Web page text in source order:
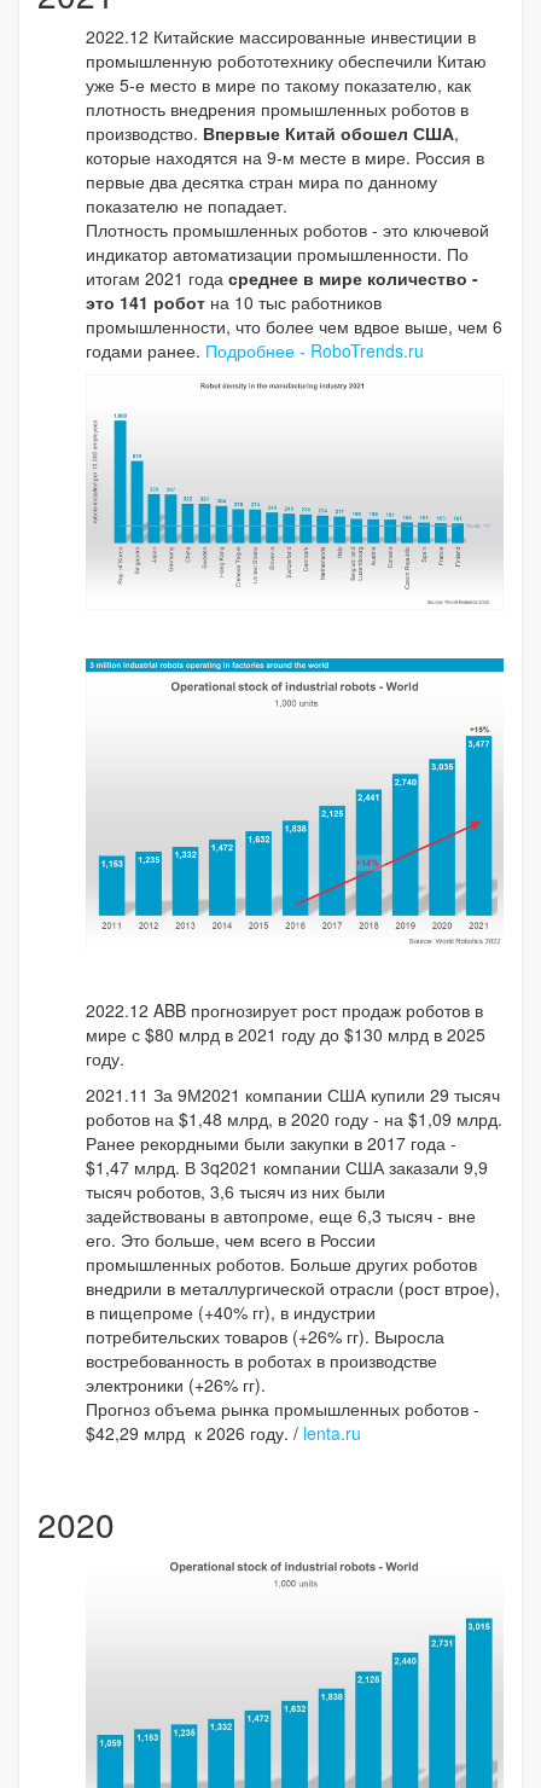
2022.12 Китайские массированные инвестиции в
промышленную робототехнику обеспечили Китаю
уже 5-е место в мире по такому показателю, как
плотность внедрения промышленных роботов в
производство. Впервые Китай обошел США,
которые находятся на 9-м месте в мире. Россия в
первые два десятка стран мира по данному
показателю не попадает.
Плотность промышленных роботов - это ключевой
индикатор автоматизации промышленности. По
итогам 2021 года среднее в мире количество -
это 141 робот на 10 тыс работников
промышленности, что более чем вдвое выше, чем 6
годами ранее. Подробнее - RoboTrends.ru
2022.12 ABB прогнозирует рост продаж роботов в
мире с $80 млрд в 2021 году до $130 млрд в 2025
году.
2021.11 За 9М2021 компании США купили 29 тысяч
роботов на $1,48 млрд, в 2020 году - на $1,09 млрд.
Ранее рекордными были закупки в 2017 года -
$1,47 млрд. В 3q2021 компании США заказали 9,9
тысяч роботов, 3,6 тысяч из них были
задействованы в автопроме, еще 6,3 тысяч - вне
его. Это больше, чем всего в России
промышленных роботов. Больше других роботов
внедрили в металлургической отрасли (рост втрое),
в пищепроме (+40% гг), в индустрии
потребительских товаров (+26% гг). Выросла
востребованность в роботах в производстве
электроники (+26% гг).
Прогноз объема рынка промышленных роботов -
$42,29 млрд к 2026 году. / lenta.ru
2020